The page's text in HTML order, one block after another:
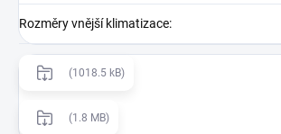
Rozměry vnější klimatizace:
(1018.5 kB)
(1.8 MB)